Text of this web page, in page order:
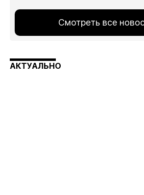
Смотреть все
АКТУАЛЬНО